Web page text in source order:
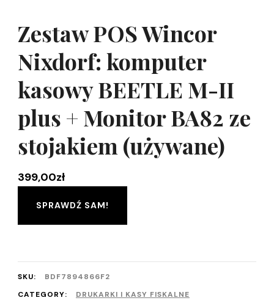
Zestaw POS Wincor
Nixdorf: komputer
kasowy BEETLE M-II
plus + Monitor BA82 ze
stojakiem (używane)
399,00zł
SPRAWDŹ SAM!
SKU:
BDF7894866F2
CATEGORY:
DRUKARKI I KASY FISKALNE